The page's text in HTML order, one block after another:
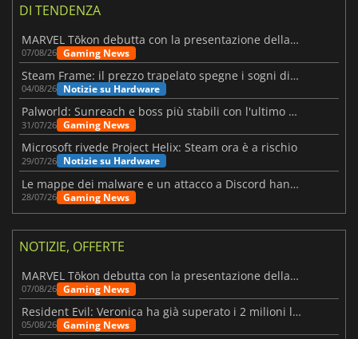
DI TENDENZA
MARVEL Tōkon debutta con la presentazione della roadmap per il primo anno
07/08/26 Gaming News
Steam Frame: il prezzo trapelato spegne i sogni di un VR economico
04/08/26 Notizie su Hardware
Palworld: Sunreach e boss più stabili con l'ultimo update
31/07/26 Gaming News
Microsoft rivede Project Helix: Steam ora è a rischio
29/07/26 Notizie su Hardware
Le mappe dei malware e un attacco a Discord hanno colpito Meccha Chameleon
28/07/26 Gaming News
NOTIZIE, OFFERTE
MARVEL Tōkon debutta con la presentazione della roadmap per il primo anno
07/08/26 Gaming News
Resident Evil: Veronica ha già superato i 2 milioni liste dei desideri
05/08/26 Gaming News